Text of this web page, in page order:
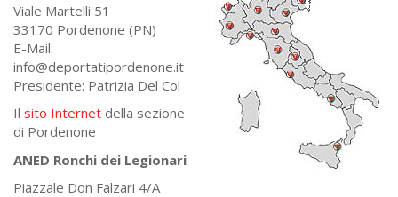
Viale Martelli 51
33170 Pordenone (PN)
E-Mail:
info@deportatipordenone.it
Presidente: Patrizia Del Col
Il sito Internet della sezione
di Pordenone
ANED Ronchi dei Legionari
Piazzale Don Falzari 4/A